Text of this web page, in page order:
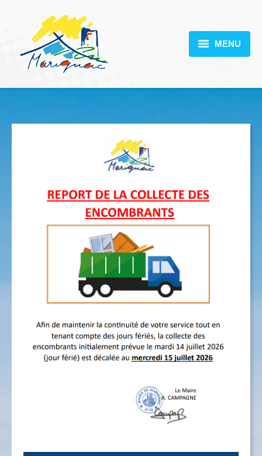
MENU
VIE PRATIQUE
ACTUALITÉS
CONTACT